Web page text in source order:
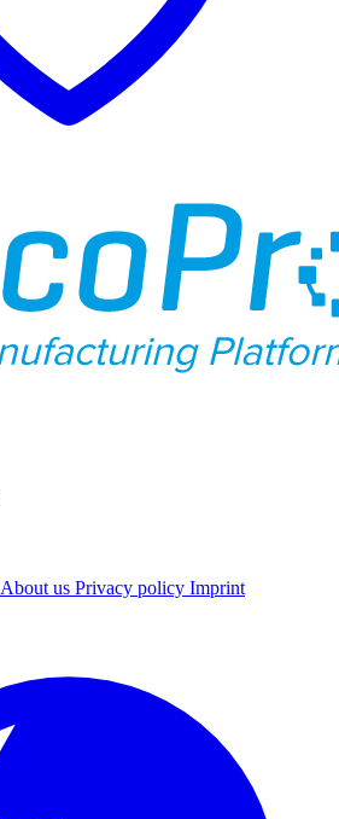
About us Privacy policy Imprint